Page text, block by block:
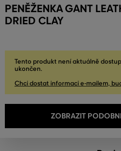
PENĚŽENKA GANT
DRIED CLAY
Tento produkt není aktuálně
ukončen.
Chci dostat informaci e-mailem,
ZOBRAZIT